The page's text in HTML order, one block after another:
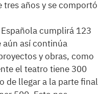
años y se comportó
cumplirá 123
aún así continúa
y obras, como
el teatro tiene 300
de llegar a la parte final